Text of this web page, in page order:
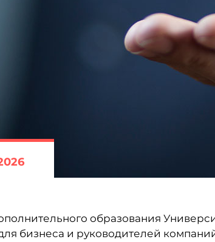
образования
бизнеса и руководителей